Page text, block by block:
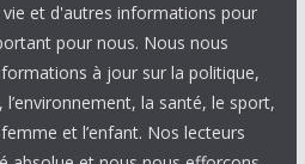
et d'autres informations pour
pour nous. Nous nous
à jour sur la politique,
la santé, le sport,
et l’enfant. Nos lecteurs